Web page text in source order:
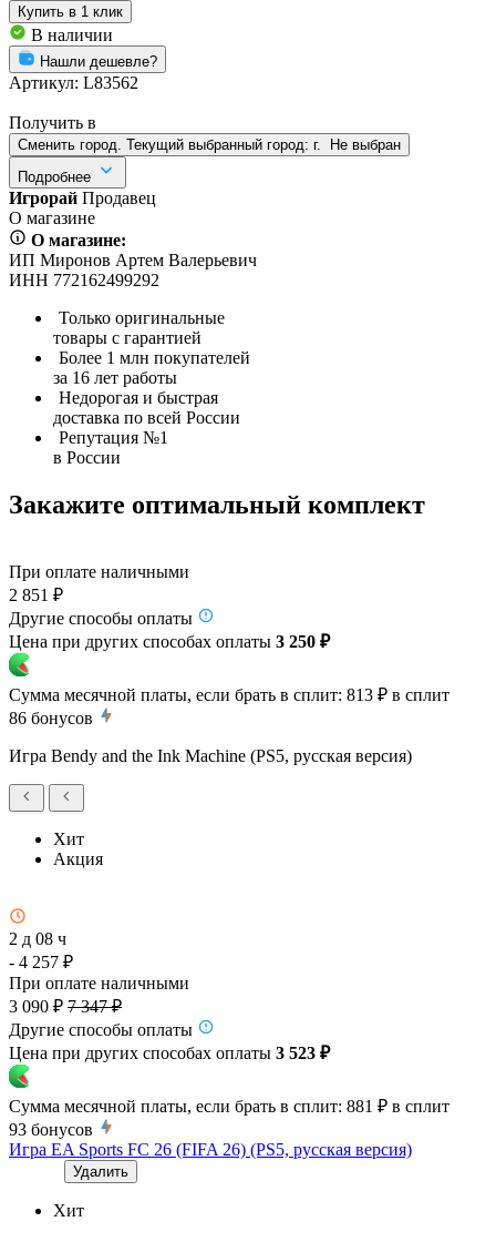
Купить в 1 клик
В наличии
Нашли дешевле?
Артикул: L83562
Получить в
Сменить город. Текущий выбранный город: г.
Не выбран
Подробнее
Игрорай Продавец
О магазине
О магазине:
ИП Миронов Артем Валерьевич
ИНН 772162499292
Только оригинальные
товары с гарантией
Более 1 млн покупателей
за 16 лет работы
Недорогая и быстрая
доставка по всей России
Репутация №1
в России
Закажите оптимальный комплект
При оплате наличными
2 851 ₽
Другие способы оплаты
Цена при других способах оплаты 3 250 ₽
Сумма месячной платы, если брать в сплит: 813 ₽ в сплит
86 бонусов
Игра Bendy and the Ink Machine (PS5, русская версия)
Хит
Акция
2 д 08 ч
- 4 257 ₽
При оплате наличными
3 090 ₽ 7 347 ₽
Другие способы оплаты
Цена при других способах оплаты 3 523 ₽
Сумма месячной платы, если брать в сплит: 881 ₽ в сплит
93 бонусов
Игра EA Sports FC 26 (FIFA 26) (PS5, русская версия)
Удалить
Хит